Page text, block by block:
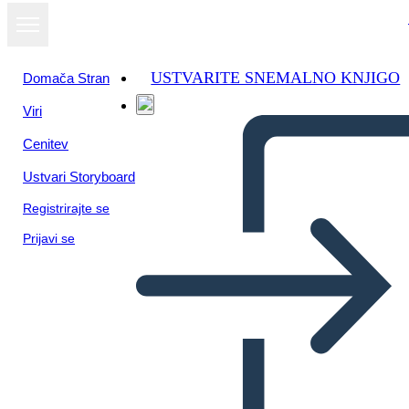
Domača Stran
Viri
Cenitev
Ustvari Storyboard
Registrirajte se
Prijavi se
USTVARITE SNEMALNO KNJIGO